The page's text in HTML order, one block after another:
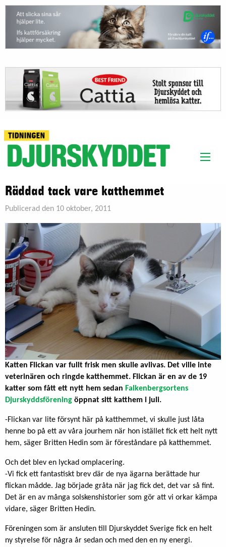
Räddad tack vare katthemmet
Publicerad den 10 oktober, 2011
Katten Flickan var fullt frisk men skulle avlivas. Det ville inte
veterinären och ringde katthemmet. Flickan är en av de 19
katter som fått ett nytt hem sedan Falkenbergsortens
Djurskyddsförening öppnat sitt katthem i juli.
-Flickan var lite försynt här på katthemmet, vi skulle just låta
henne bo på ett av våra jourhem när hon istället fick ett helt nytt
hem, säger Britten Hedin som är föreståndare på katthemmet.
Och det blev en lyckad omplacering.
-Vi fick ett fantastiskt brev där de nya ägarna berättade hur
flickan mådde. Jag började gråta när jag fick det, det var så fint.
Det är en av många solskenshistorier som gör att vi orkar kämpa
vidare, säger Britten Hedin.
Föreningen som är ansluten till Djurskyddet Sverige fick en helt
ny styrelse för några år sedan och med den en ny energi.